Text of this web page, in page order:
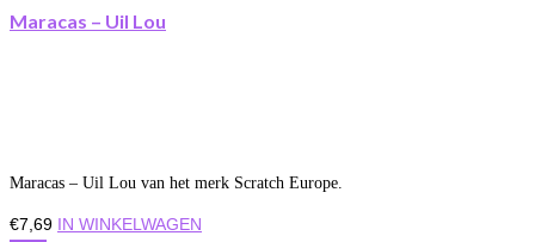
Maracas – Uil Lou
Maracas – Uil Lou van het merk Scratch Europe.
€7,69 IN WINKELWAGEN